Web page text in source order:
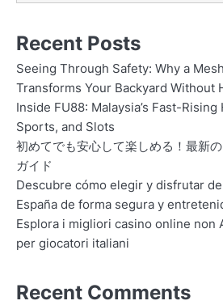
Recent Posts
Seeing Through Safety: Why a
Transforms Your Backyard Without
Inside FU88: Malaysia’s Fast-
Sports, and Slots
初めてでも安心して楽しめる！最新
ガイド
Descubre cómo elegir y disfrutar
España de forma segura y
Esplora i migliori casino online non
per giocatori italiani
Recent Comments